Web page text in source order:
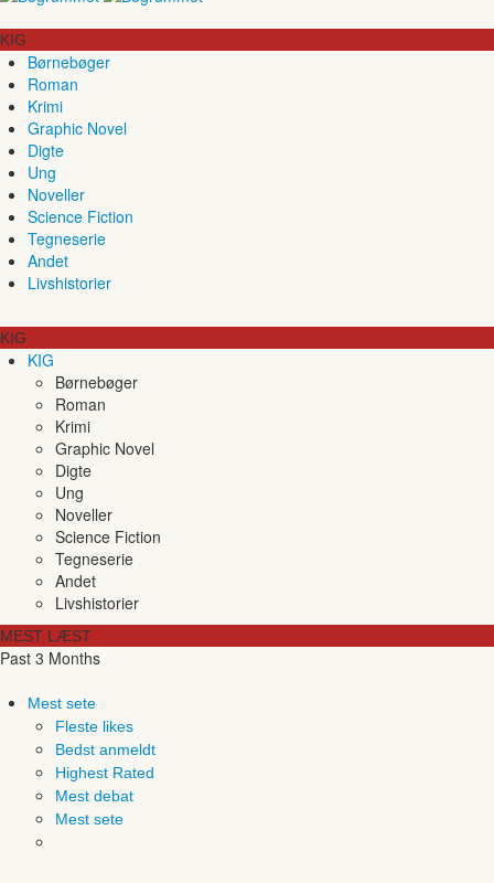
KIG
Børnebøger
Roman
Krimi
Graphic Novel
Digte
Ung
Noveller
Science Fiction
Tegneserie
Andet
Livshistorier
KIG
KIG
Børnebøger
Roman
Krimi
Graphic Novel
Digte
Ung
Noveller
Science Fiction
Tegneserie
Andet
Livshistorier
MEST LÆST
Past 3 Months
Mest sete
Fleste likes
Bedst anmeldt
Highest Rated
Mest debat
Mest sete